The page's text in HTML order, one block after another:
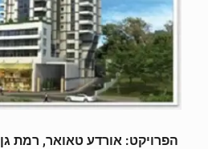
הפרויקט: אורדע טאואר, רמת גן